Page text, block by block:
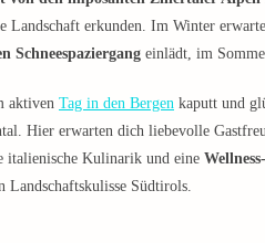
Landschaft erkunden. Im Winter
Schneespaziergang einlädt, im
aktiven Tag in den Bergen kaputt und
Hier erwarten dich liebevolle
italienische Kulinarik und eine
Landschaftskulisse Südtirols.